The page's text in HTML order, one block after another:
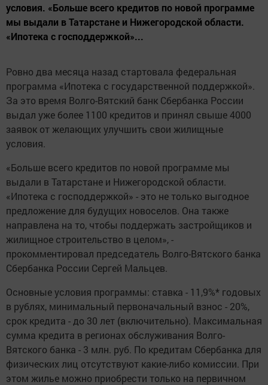
условия. «Больше всего кредитов по новой программе
мы выдали в Татарстане и Нижегородской области.
«Ипотека с господдержкой»...
Ровно два месяца назад стартовала федеральная
программа «Ипотека с государственной поддержкой».
За это время Волго-Вятский банк Сбербанка России
выдал уже более 1100 кредитов и принял свыше 4000
заявок от желающих улучшить свои жилищные
условия.
«Больше всего кредитов по новой программе мы
выдали в Татарстане и Нижегородской области.
«Ипотека с господдержкой» - это не только выгодное
предложение для будущих новоселов. Она также
направлена на то, чтобы поддержать застройщиков и
жилищное строительство в целом», -
прокомментировал председатель Волго-Вятского банка
Сбербанка России Сергей Мальцев.
Основные условия программы: ставка - 11,9%* годовых
в рублях, минимальный первоначальный взнос - 20%,
срок кредита - до 30 лет (включительно). Максимальная
сумма кредита в регионах обслуживания Волго-
Вятского банка - 3 млн. руб. По кредитам Сбербанка для
физических лиц отсутствуют какие-либо комиссии. При
этом жилье можно приобрести только на первичном